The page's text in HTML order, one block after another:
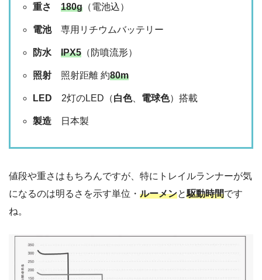
重さ 180g （電池込）
電池専用リチウムバッテリー
防水 IPX5 （防噴流形）
照射 照射距離 約80m
LED 2灯のLED（白色、 電球色）搭載
製造 日本製
値段や重さはもちろんですが、特にトレイルランナーが気
になるのは明るさを示す単位・ ルーメンと駆動時間です
ね。